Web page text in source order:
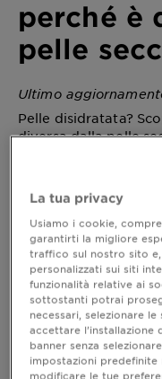
perché è
pelle
Ultimo
Pelle disidratata?
diversa dalla pelle
Pelle
riconoscerla e
pelle secca
La pelle disidratata
secca. Esistono
secca e disidratata,
di pelle disidratata.
meglio quale sia il
pelle disidratata.
La tua privacy
Usiamo i cookie,
garantirti la migliore
traffico sul nostro sito
personalizzati sui siti
funzionalità relative ai
sottostanti potrai
necessari, selezionare
accettare
banner senza
impostazioni predefinite
modificare le tue